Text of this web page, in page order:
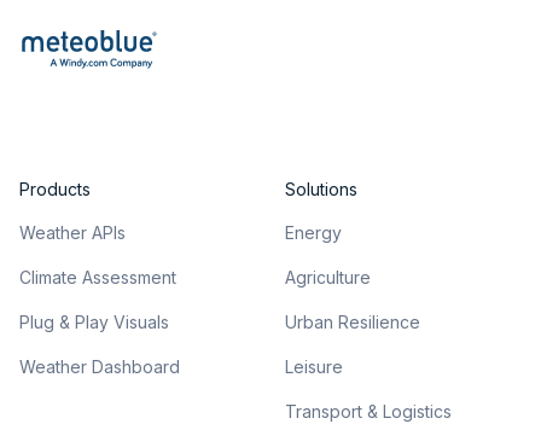
Products
Weather APIs
Climate Assessment
Plug & Play Visuals
Weather Dashboard
Solutions
Energy
Agriculture
Urban Resilience
Leisure
Transport & Logistics